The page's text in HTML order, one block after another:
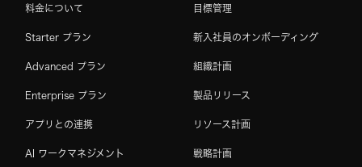
料金について
Starter プラン
Advanced プラン
Enterprise プラン
アプリとの連携
AI ワークマネジメント
目標管理
新入社員のオンボーディング
組織計画
製品リリース
リソース計画
戦略計画